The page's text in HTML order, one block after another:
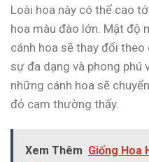
Loài hoa này có thể cao
hoa màu đào lớn. Mật độ
cánh hoa sẽ thay đổi
sự đa dạng và phong phú
những cánh hoa sẽ
đỏ cam thường thấy.
Xem Thêm Giống Hoa